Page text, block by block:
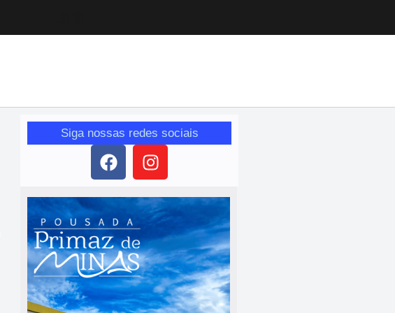
Siga nossas redes sociais